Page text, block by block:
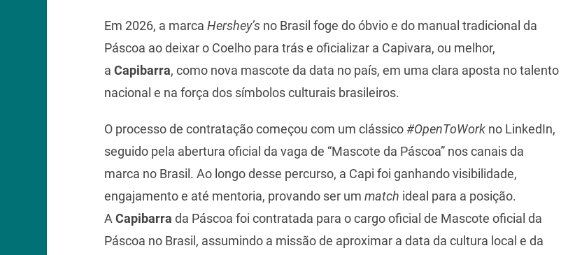
Em 2026, a marca Hershey’s no Brasil foge do óbvio e do manual tradicional da
Páscoa ao deixar o Coelho para trás e oficializar a Capivara, ou melhor,
a Capibarra, como nova mascote da data no país, em uma clara aposta no talento
nacional e na força dos símbolos culturais brasileiros.
O processo de contratação começou com um clássico#OpenToWorkno LinkedIn,
seguido pela abertura oficial da vaga de “Mascote da Páscoa” nos canais da
marca no Brasil. Ao longo desse percurso, a Capi foi ganhando visibilidade,
engajamento e até mentoria, provando ser um match ideal para a posição.
A Capibarra da Páscoa foi contratada para o cargo oficial de Mascote oficial da
Páscoa no Brasil, assumindo a missão de aproximar a data da cultura local e da